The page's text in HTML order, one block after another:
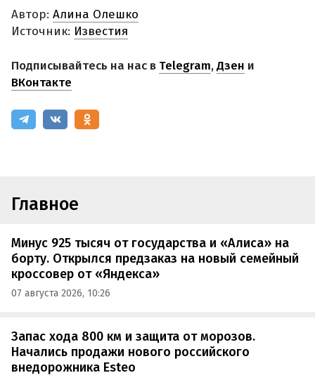
Автор: Алина Олешко
Источник: Известия
Подписывайтесь на нас в Telegram,Дзен и
ВКонтакте
Главное
Минус 925 тысяч от государства и «Алиса» на
борту. Открылся предзаказ на новый семейный
кроссовер от «Яндекса»
07 августа 2026, 10:26
Запас хода 800 км и защита от морозов.
Начались продажи нового российского
внедорожника Esteo